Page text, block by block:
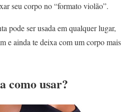
seu corpo no “formato violão”.
pode ser usada em qualquer lugar,
e ainda te deixa com um corpo mais
como usar?